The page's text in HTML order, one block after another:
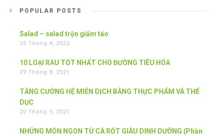
POPULAR POSTS
Salad – salad trộn giấm táo
25 Tháng 4, 2022
10 LOẠI RAU TỐT NHẤT CHO ĐƯỜNG TIÊU HÓA
29 Tháng 8, 2021
TĂNG CƯỜNG HỆ MIỄN DỊCH BẰNG THỰC PHẨM VÀ THỂ
DỤC
20 Tháng 5, 2021
NHỮNG MÓN NGON TỪ CÀ RỐT GIÀU DINH DƯỠNG (Phần